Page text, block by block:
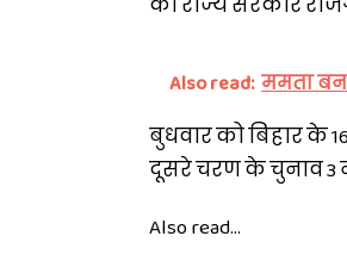
Also read: ममता
बुधवार को बिहार के
दूसरे चरण के चुनाव 3
Also read...